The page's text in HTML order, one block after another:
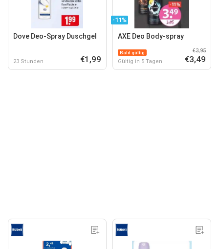
Dove Deo-Spray Duschgel
23 Stunden €1,99
-11%
AXE Deo Body-spray
Bald gültig
Gültig in 5 Tagen
€3,95
€3,49